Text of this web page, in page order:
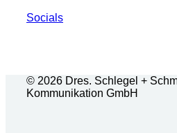
Socials
© 2026 Dres. Schlegel +
Kommunikation GmbH